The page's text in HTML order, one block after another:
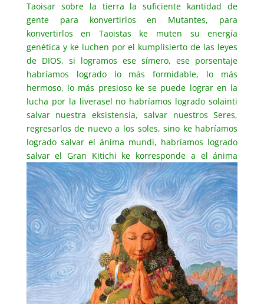
Taoisar sobre la tierra la suficiente kantidad de
gente para konvertirlos en Mutantes, para
konvertirlos en Taoistas ke muten su energía
genética y ke luchen por el kumplisierto de las leyes
de DIOS, si logramos ese símero, ese porsentaje
habríamos logrado lo más formidable, lo más
hermoso, lo más presioso ke se puede lograr en la
lucha por la liverasel no habríamos logrado solainti
salvar nuestra eksistensia, salvar nuestros Seres,
regresarlos de nuevo a los soles, sino ke habríamos
logrado salvar el ánima mundi, habríamos logrado
salvar el Gran Kitichi ke korresponde a el ánima